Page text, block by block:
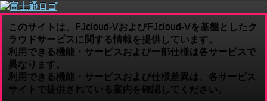
このサイトは、FJcloud-VおよびFJcloud-Vを基盤としたク
ラウドサービスに関する情報を提供しています。
利用できる機能・サービスおよび一部仕様は各サービスで
異なります。
利用できる機能・サービスおよび仕様差異は、各サービス
サイトで提供されている案内を確認してください。